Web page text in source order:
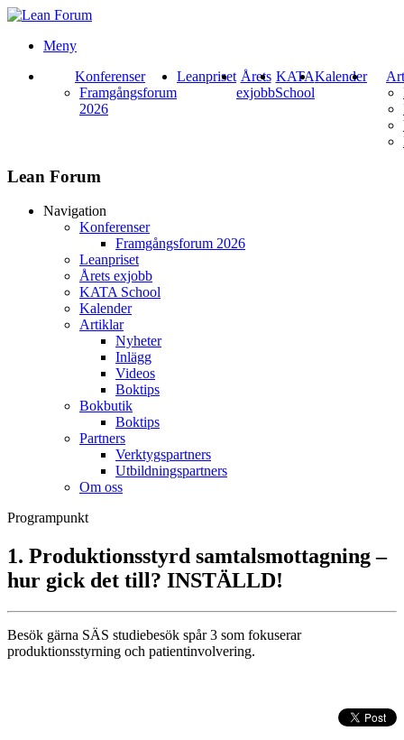
Meny
Konferenser
Framgångsforum
2026
Leanpriset Årets
exjobb
KATA
School
Kalender
Lean Forum
Navigation
Konferenser
Framgångsforum 2026
Leanpriset
Årets exjobb
KATA School
Kalender
Artiklar
Nyheter
Inlägg
Videos
Boktips
Bokbutik
Boktips
Partners
Verktygspartners
Utbildningspartners
Om oss
Programpunkt
1. Produktionsstyrd samtalsmottagning –
hur gick det till? INSTÄLLD!
Besök gärna SÄS studiebesök spår 3 som fokuserar
produktionsstyrning och patientinvolvering.